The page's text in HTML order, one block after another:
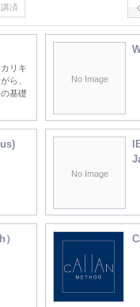
済
リキ
ら、
基礎
No Image
No Image